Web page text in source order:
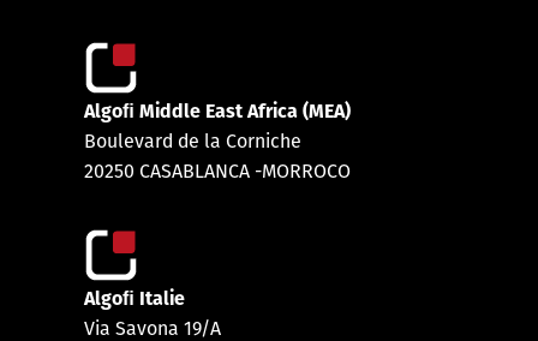
Algoﬁ Middle East Africa (MEA)
Boulevard de la Corniche
20250 CASABLANCA -MORROCO
Algoﬁ Italie
Via Savona 19/A